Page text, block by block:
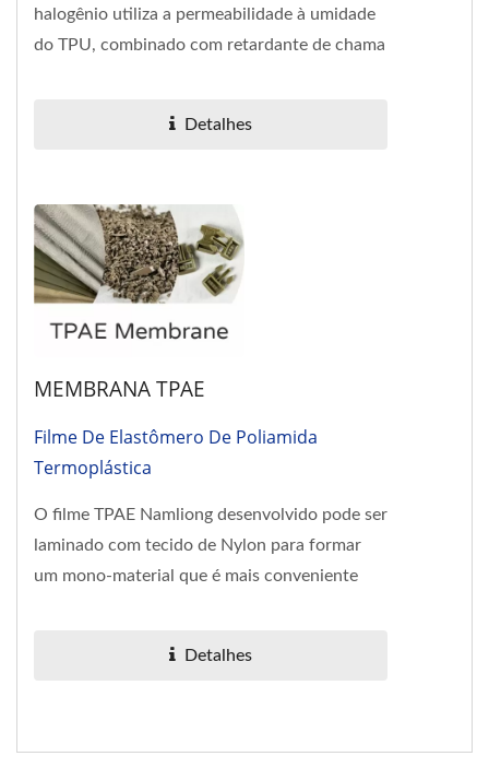
halogênio utiliza a permeabilidade à umidade
do TPU, combinado com retardante de chama
Detalhes
MEMBRANA TPAE
Filme De Elastômero De Poliamida
Termoplástica
O filme TPAE Namliong desenvolvido pode ser
laminado com tecido de Nylon para formar
um mono-material que é mais conveniente
Detalhes